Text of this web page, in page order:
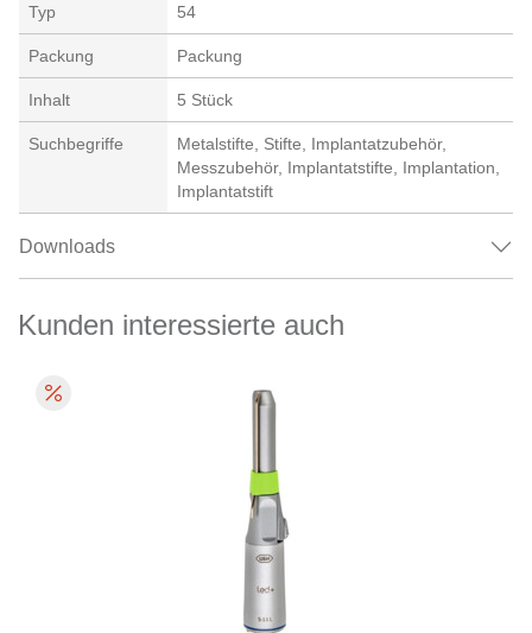
Typ 54
Packung Packung
Inhalt 5 Stück
Suchbegriffe
Metalstifte, Stifte, Implantatzubehör,
Messzubehör, Implantatstifte, Implantation,
Implantatstift
Downloads
Kunden interessierte auch